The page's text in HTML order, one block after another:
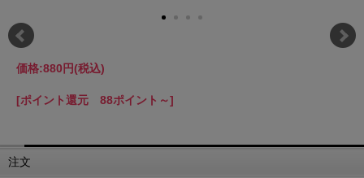
価格:880円(税込)
[ポイント還元 88ポイント～]
注文